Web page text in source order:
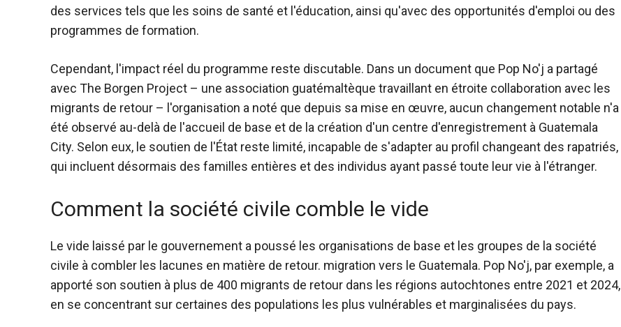
des services tels que les soins de santé et l'éducation, ainsi qu'avec des opportunités d'emploi ou des
programmes de formation.
Cependant, l'impact réel du programme reste discutable. Dans un document que Pop No'j a partagé
avec The Borgen Project – une association guatémaltèque travaillant en étroite collaboration avec les
migrants de retour – l'organisation a noté que depuis sa mise en œuvre, aucun changement notable n'a
été observé au-delà de l'accueil de base et de la création d'un centre d'enregistrement à Guatemala
City. Selon eux, le soutien de l'État reste limité, incapable de s'adapter au profil changeant des rapatriés,
qui incluent désormais des familles entières et des individus ayant passé toute leur vie à l'étranger.
Comment la société civile comble le vide
Le vide laissé par le gouvernement a poussé les organisations de base et les groupes de la société
civile à combler les lacunes en matière de retour. migration vers le Guatemala. Pop No'j, par exemple, a
apporté son soutien à plus de 400 migrants de retour dans les régions autochtones entre 2021 et 2024,
en se concentrant sur certaines des populations les plus vulnérables et marginalisées du pays.